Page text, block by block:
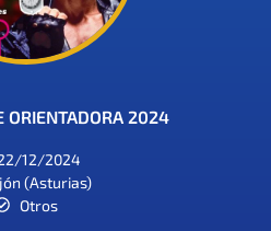
ORIENTADORA 2024
12/2024
(Asturias)
Otros